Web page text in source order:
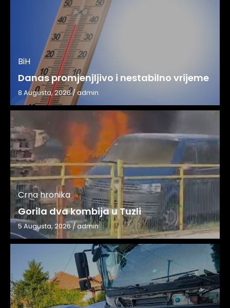
BiH
Danas promjenjljivo i nestabilno vrijeme
8 Augusta, 2026/admin
Crna hronika
Gorila dva kombija u Tuzli
5 Augusta, 2026/admin